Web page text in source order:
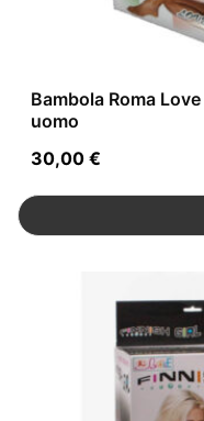
Bambola Roma
uomo
30,00 €